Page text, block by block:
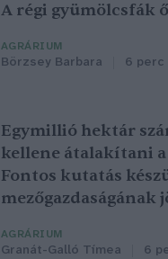
A régi gyümölcsfák
AGRÁRIUM
Börzsey Barbara 6 perc
Egymillió hektár
kellene átalakítani a
Fontos kutatás
mezőgazdaságának
AGRÁRIUM
Granát-Galló Tímea 6